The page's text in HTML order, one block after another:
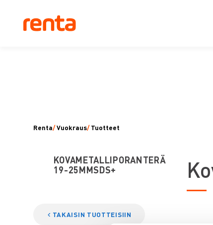
Renta/Vuokraus/ Tuotteet
KOVAMETALLIPORANTERÄ
19-25MMSDS+
TAKAISIN TUOTTEISIIN
K